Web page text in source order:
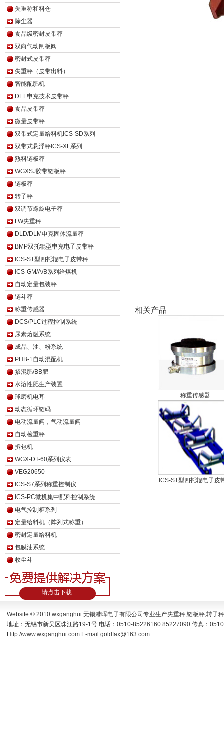
失重称和料仓
除尘器
食品级密封皮带秤
双向气动闸板阀
密封式皮带秤
失重秤（皮带出料）
智能配肥机
DEL申克技术皮带秤
食品皮带秤
微量皮带秤
双带式定量给料机ICS-SD系列
双带式悬浮秤ICS-XF系列
熟料链板秤
WGXSJ胶带链板秤
链板秤
转子秤
双调节螺旋电子秤
LW失重秤
DLD/DLM申克固体流量秤
BMP双托辊型申克电子皮带秤
ICS-ST型四托辊电子皮带秤
ICS-GM/A/B系列给煤机
自动定量包装秤
链斗秤
称重传感器
DCS/PLC过程控制系统
尿素熔融系统
成品、油、粉系统
PHB-1自动混配机
掺混肥/BB肥
水溶性肥生产装置
球磨机电耳
动态循环链码
电动流量阀，气动流量阀
自动检重秤
拆包机
WGX-DT-60系列仪表
VEG20650
ICS-S7系列称重控制仪
ICS-PC微机集中配料控制系统
电气控制柜系列
定量给料机（阵列式称重）
密封定量给料机
包膜油系统
收尘斗
请点击下载
相关产品
称重传感器
ICS-ST型四托辊电子皮
Website © 2010 wxganghui 无锡港晖电子有限公司专业生产失重秤,链板秤,转子秤
地址：无锡市新吴区珠江路19-1号 电话：0510-85226160 85227090 传真：
Http://www.wxganghui.com E-mail:goldfax@163.com